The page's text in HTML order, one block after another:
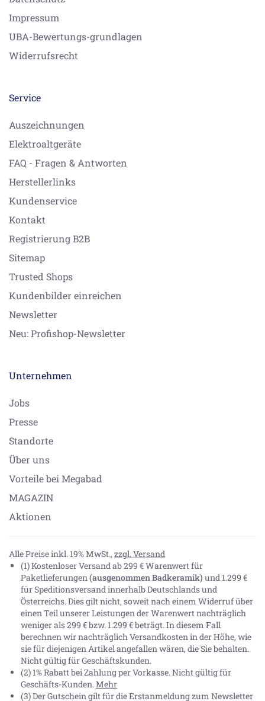
Impressum
UBA-Bewertungs-grundlagen
Widerrufsrecht
Service
Auszeichnungen
Elektroaltgeräte
FAQ - Fragen & Antworten
Herstellerlinks
Kundenservice
Kontakt
Registrierung B2B
Sitemap
Trusted Shops
Kundenbilder einreichen
Newsletter
Neu: Profishop-Newsletter
Unternehmen
Jobs
Presse
Standorte
Über uns
Vorteile bei Megabad
MAGAZIN
Aktionen
Alle Preise inkl. 19% MwSt., zzgl. Versand
(1) Kostenloser Versand ab 299 € Warenwert für
Paketlieferungen(ausgenommen Badkeramik) und 1.299 €
für Speditionsversand innerhalb Deutschlands und
Österreichs. Dies gilt nicht, soweit nach einem Widerruf über
einen Teil unserer Leistungen der Warenwert nachträglich
weniger als 299 € bzw. 1.299 € beträgt. In diesem Fall
berechnen wir nachträglich Versandkosten in der Höhe, wie
sie für diejenigen Artikel angefallen wären, die Sie behalten.
Nicht gültig für Geschäftskunden.
(2) 1% Rabatt bei Zahlung per Vorkasse. Nicht gültig für
Geschäfts-Kunden.Mehr
(3) Der Gutschein gilt für die Erstanmeldung zum Newsletter